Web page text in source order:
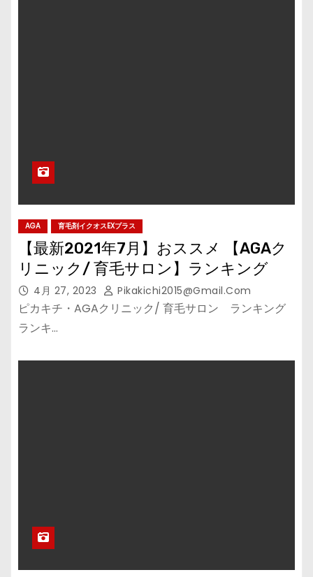
AGA 育毛剤イクオスEXプラス
【最新2021年7月】おススメ 【AGAク
リニック/ 育毛サロン】ランキング
4月 27, 2023 Pikakichi2015@gmail.com
ピカキチ・AGAクリニック/ 育毛サロン ランキング
ランキ…